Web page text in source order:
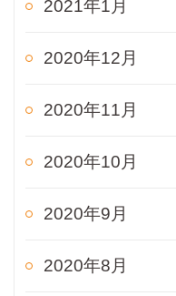
2021年1月
2020年12月
2020年11月
2020年10月
2020年9月
2020年8月